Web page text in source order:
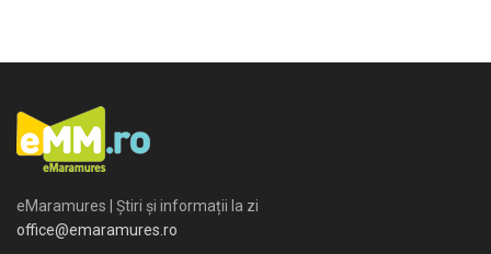
eMaramures | Știri și informații la zi
office@emaramures.ro